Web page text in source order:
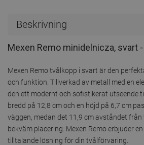
Beskrivning
Mexen Remo minidelnicza, svart
Mexen Remo tvålkopp i svart är den
och funktion. Tillverkad av metall med en
den ett modernt och sofistikerat utseende
bredd på 12,8 cm och en höjd på 6,7 cm
väggen, medan det 11,9 cm avståndet
bekväm placering. Mexen Remo erbjuder
tilltalande lösning för din tvålförvaring.